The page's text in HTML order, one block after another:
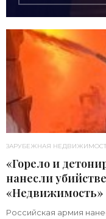
ЗАРУБЕЖНАЯ
«Горело и
нанесли
«Недвижимость»
Российская армия